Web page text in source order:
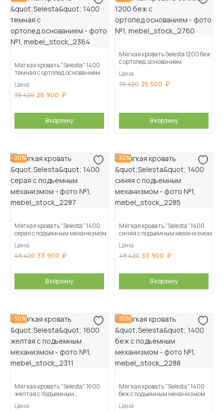
Мягкая кровать "Selesta" 1400
темная с ортопед.основанием
Цена
38 420 26 900
В корзину
Мягкая кровать Selesta 1200 беж
с ортопед.основанием
Цена
36 420 25 500
В корзину
-30%
Мягкая кровать "Selesta" 1400
серая с подъемным механизмом
Цена
48 420 33 900
В корзину
-30%
Мягкая кровать "Selesta" 1400
синяя с подъемным механизмом
Цена
48 420 33 900
В корзину
-30%
Мягкая кровать "Selesta" 1600
желтая с подъемным
Цена
-30%
Мягкая кровать "Selesta" 1400
беж с подъемным механизмом
Цена